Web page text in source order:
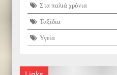
Στα παλιά χρόνια
Ταξίδια
Υγεία